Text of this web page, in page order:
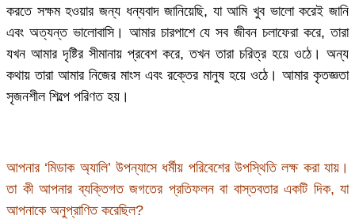
করতে সক্ষম হওয়ার জন্য ধন্যবাদ জানিয়েছি, যা আমি খুব ভালো করেই জানি
এবং অত্যন্ত ভালোবাসি। আমার চারপাশে যে সব জীবন চলাফেরা করে, তারা
যখন আমার দৃষ্টির সীমানায় প্রবেশ করে, তখন তারা চরিত্র হয়ে ওঠে। অন্য
কথায় তারা আমার নিজের মাংস এবং রক্তের মানুষ হয়ে ওঠে। আমার কৃতজ্ঞতা
সৃজনশীল শিল্পে পরিণত হয়।
আপনার ‘মিডাক অ্যালি’ উপন্যাসে ধর্মীয় পরিবেশের উপস্থিতি লক্ষ করা যায়।
তা কী আপনার ব্যক্তিগত জগতের প্রতিফলন বা বাস্তবতার একটি দিক, যা
আপনাকে অনুপ্রাণিত করেছিল?